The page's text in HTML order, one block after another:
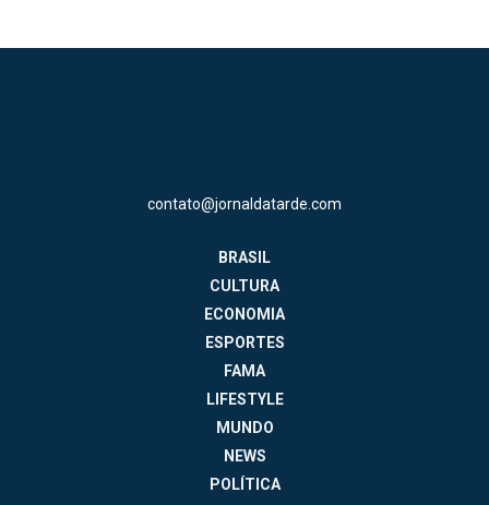
contato@jornaldatarde.com
BRASIL
CULTURA
ECONOMIA
ESPORTES
FAMA
LIFESTYLE
MUNDO
NEWS
POLÍTICA